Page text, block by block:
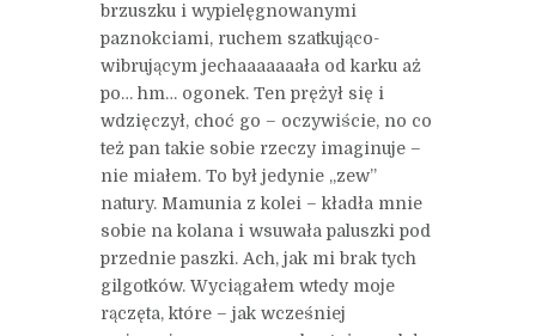
brzuszku i wypielęgnowanymi
paznokciami, ruchem szatkująco-
wibrującym jechaaaaaaała od karku aż
po… hm… ogonek. Ten prężył się i
wdzięczył, choć go – oczywiście, no co
też pan takie sobie rzeczy imaginuje –
nie miałem. To był jedynie „zew”
natury. Mamunia z kolei – kładła mnie
sobie na kolana i wsuwała paluszki pod
przednie paszki. Ach, jak mi brak tych
gilgotków. Wyciągałem wtedy moje
rączęta, które – jak wcześniej